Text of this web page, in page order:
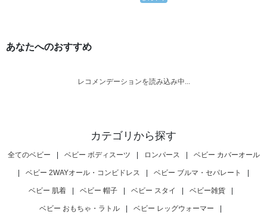
あなたへのおすすめ
レコメンデーションを読み込み中...
カテゴリから探す
全てのベビー | ベビー ボディスーツ | ロンパース | ベビー カバーオール
| ベビー 2WAYオール・コンビドレス | ベビー ブルマ・セパレート |
ベビー 肌着 | ベビー 帽子 | ベビー スタイ | ベビー雑貨 |
ベビー おもちゃ・ラトル | ベビー レッグウォーマー |